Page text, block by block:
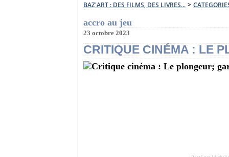
BAZ'ART : DES FILMS, DES LIVRES... >
accro au jeu
23 octobre 2023
CRITIQUE CINÉMA : LE